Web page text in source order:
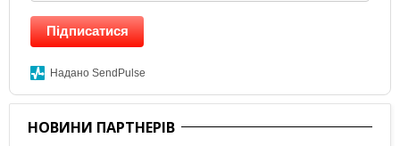
Підписатися
Надано SendPulse
НОВИНИ ПАРТНЕРІВ